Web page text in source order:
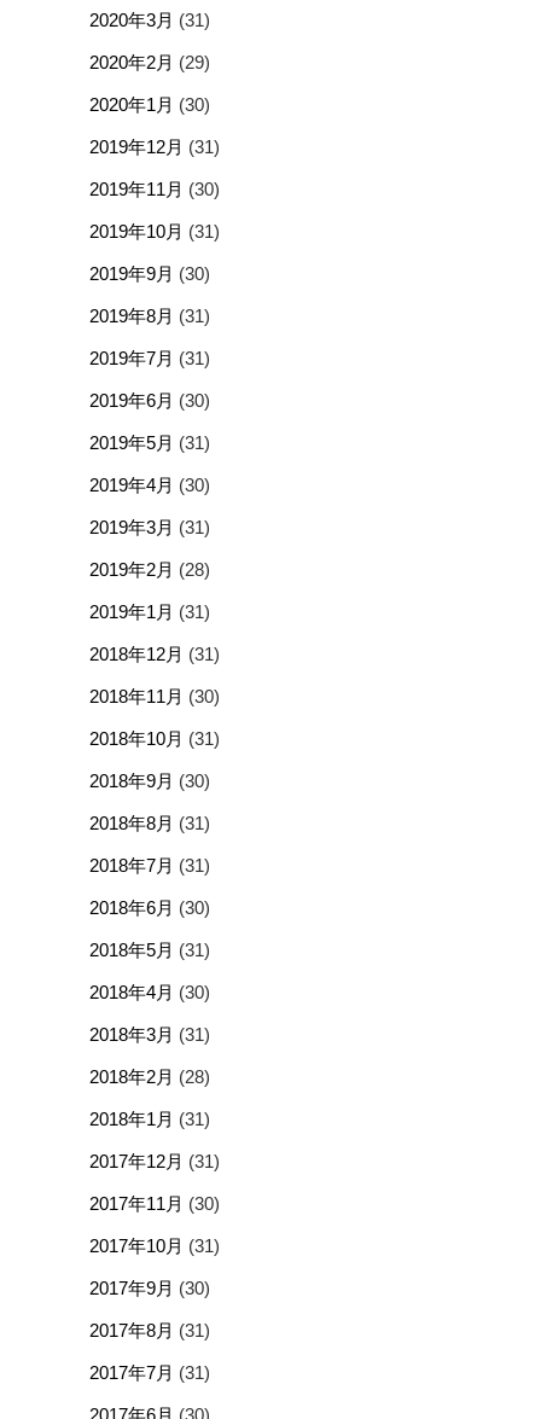
2020年3月 (31)
2020年2月 (29)
2020年1月 (30)
2019年12月 (31)
2019年11月 (30)
2019年10月 (31)
2019年9月 (30)
2019年8月 (31)
2019年7月 (31)
2019年6月 (30)
2019年5月 (31)
2019年4月 (30)
2019年3月 (31)
2019年2月 (28)
2019年1月 (31)
2018年12月 (31)
2018年11月 (30)
2018年10月 (31)
2018年9月 (30)
2018年8月 (31)
2018年7月 (31)
2018年6月 (30)
2018年5月 (31)
2018年4月 (30)
2018年3月 (31)
2018年2月 (28)
2018年1月 (31)
2017年12月 (31)
2017年11月 (30)
2017年10月 (31)
2017年9月 (30)
2017年8月 (31)
2017年7月 (31)
2017年6月 (30)